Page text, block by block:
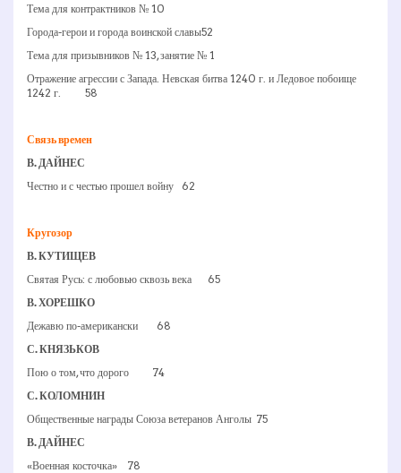
Тема для контрактников № 10
Города-герои и города воинской славы52
Тема для призывников № 13, занятие № 1
Отражение агрессии с Запада. Невская битва 1240 г. и Ледовое побоище
1242 г. 58
Связь времен
В. ДАЙНЕС
Честно и с честью прошел войну 62
Кругозор
В. КУТИЩЕВ
Святая Русь: с любовью сквозь века 65
В. ХОРЕШКО
Дежавю по-американски 68
С. КНЯЗЬКОВ
Пою о том, что дорого 74
С. КОЛОМНИН
Общественные награды Союза ветеранов Анголы 75
В. ДАЙНЕС
«Военная косточка» 78